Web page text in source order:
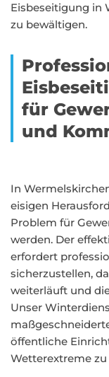
Eisbeseitigung in
zu bewältigen.
für
und
In
eisigen
Problem für
werden. Der
erfordert
sicherzustellen,
weiterläuft und
Unser
öffentliche
Wetterextreme